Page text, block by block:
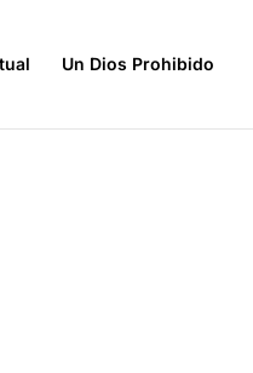
Un Dios Prohibido